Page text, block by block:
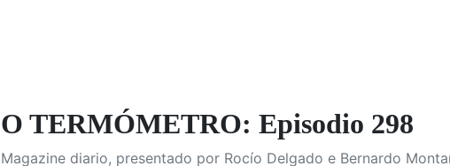
O TERMÓMETRO: Episodio 298
Magazine diario, presentado por Rocío Delgado e Bernardo